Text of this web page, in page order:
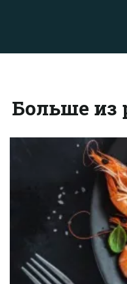
Больше из